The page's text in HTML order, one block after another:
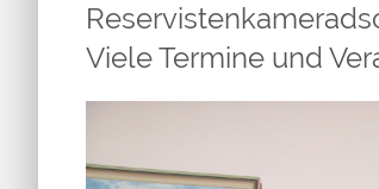
Viele Termine und